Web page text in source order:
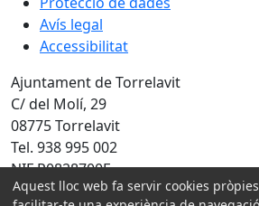
Avís legal
Accessibilitat
Ajuntament de Torrelavit
C/ del Molí, 29
08775 Torrelavit
Tel. 938 995 002
NIF P0828700E
Aquest lloc web fa servir cookies